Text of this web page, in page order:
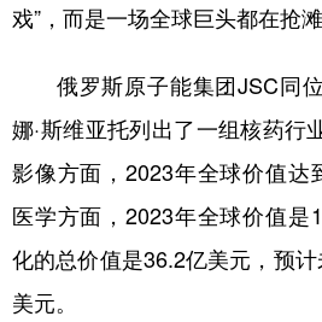
戏”，而是一场全球巨头都在抢滩
俄罗斯原子能集团JSC同
娜·斯维亚托列出了一组核药行
影像方面，2023年全球价值达
医学方面，2023年全球价值是
化的总价值是36.2亿美元，预
美元。